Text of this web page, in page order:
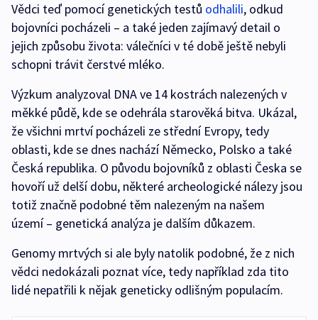
Vědci teď pomocí genetických testů odhalili, odkud
bojovníci pocházeli – a také jeden zajímavý detail o
jejich způsobu života: válečníci v té době ještě nebyli
schopni trávit čerstvé mléko.
Výzkum analyzoval DNA ve 14 kostrách nalezených v
měkké půdě, kde se odehrála starověká bitva. Ukázal,
že všichni mrtví pocházeli ze střední Evropy, tedy
oblasti, kde se dnes nachází Německo, Polsko a také
Česká republika. O původu bojovníků z oblasti Česka se
hovoří už delší dobu, některé archeologické nálezy jsou
totiž značně podobné těm nalezeným na našem
území – genetická analýza je dalším důkazem.
Genomy mrtvých si ale byly natolik podobné, že z nich
vědci nedokázali poznat více, tedy například zda tito
lidé nepatřili k nějak geneticky odlišným populacím.